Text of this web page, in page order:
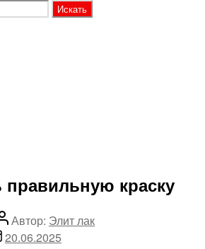
краску
Автор: Элит лак
20.06.2025